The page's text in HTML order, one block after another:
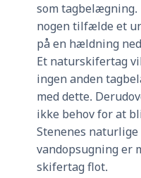
som
nogen tilfælde et
på en hældning
Et naturskifertag
ingen anden
med dette.
ikke behov for at
Stenenes
vandopsugning er
skifertag flot.